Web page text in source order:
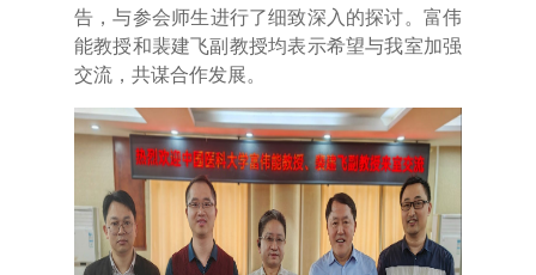
告，与参会师生进行了细致深入的探讨。富伟
能教授和裴建飞副教授均表示希望与我室加强
交流，共谋合作发展。